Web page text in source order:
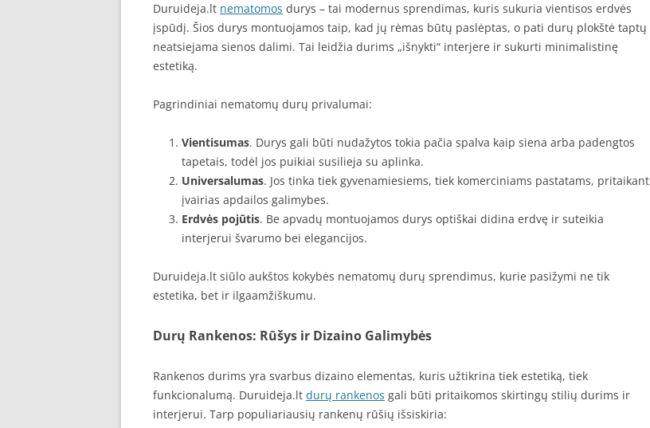
Duruideja.lt nematomos durys – tai modernus sprendimas, kuris sukuria vientisos erdvės
įspūdį. Šios durys montuojamos taip, kad jų rėmas būtų paslėptas, o pati durų plokštė taptų
neatsiejama sienos dalimi. Tai leidžia durims „išnykti“ interjere ir sukurti minimalistinę
estetiką.
Pagrindiniai nematomų durų privalumai:
Vientisumas. Durys gali būti nudažytos tokia pačia spalva kaip siena arba padengtos
tapetais, todėl jos puikiai susilieja su aplinka.
Universalumas. Jos tinka tiek gyvenamiesiems, tiek komerciniams pastatams, pritaikant
įvairias apdailos galimybes.
Erdvės pojūtis. Be apvadų montuojamos durys optiškai didina erdvę ir suteikia
interjerui švarumo bei elegancijos.
Duruideja.lt siūlo aukštos kokybės nematomų durų sprendimus, kurie pasižymi ne tik
estetika, bet ir ilgaamžiškumu.
Durų Rankenos: Rūšys ir Dizaino Galimybės
Rankenos durims yra svarbus dizaino elementas, kuris užtikrina tiek estetiką, tiek
funkcionalumą. Duruideja.lt durų rankenos gali būti pritaikomos skirtingų stilių durims ir
interjerui. Tarp populiariausių rankenų rūšių išsiskiria: